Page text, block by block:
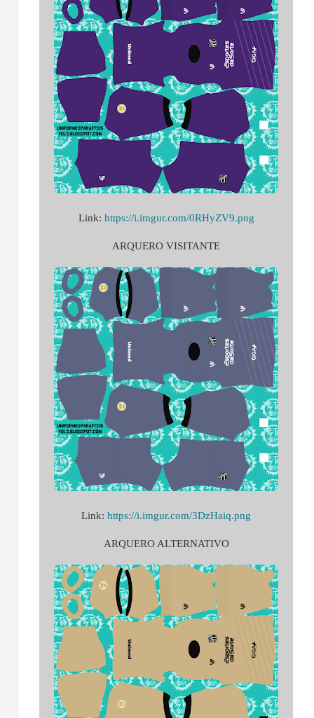
Link: https://i.imgur.com/0RHyZV9.png
ARQUERO VISITANTE
Link: https://i.imgur.com/3DzHaiq.png
ARQUERO ALTERNATIVO